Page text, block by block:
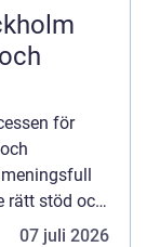
för
rätt stöd och
07 juli 2026